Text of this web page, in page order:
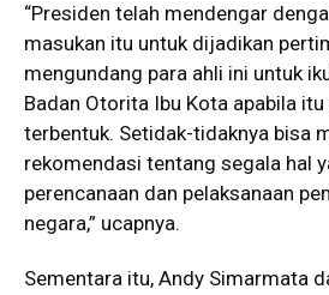
“Presiden telah mendengar
masukan itu untuk dijadikan
mengundang para ahli ini untuk
Badan Otorita Ibu Kota apabila
terbentuk. Setidak-tidaknya bisa
rekomendasi tentang segala hal
perencanaan dan pelaksanaan
negara,” ucapnya.
Sementara itu, Andy Simarmata